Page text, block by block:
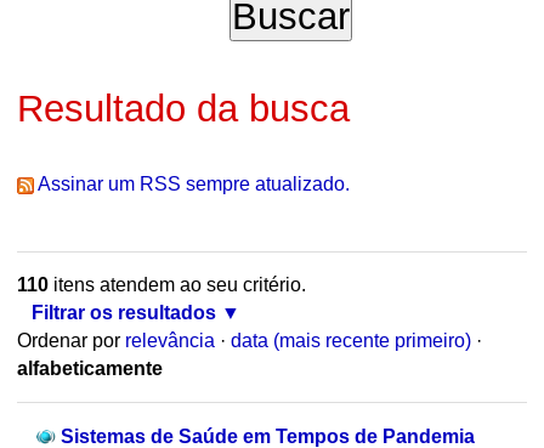
Resultado da busca
Assinar um RSS sempre atualizado.
110itens atendem ao seu critério.
Filtrar os resultados
Ordenar por relevância · data (mais recente primeiro) ·
alfabeticamente
Sistemas de Saúde em Tempos de Pandemia